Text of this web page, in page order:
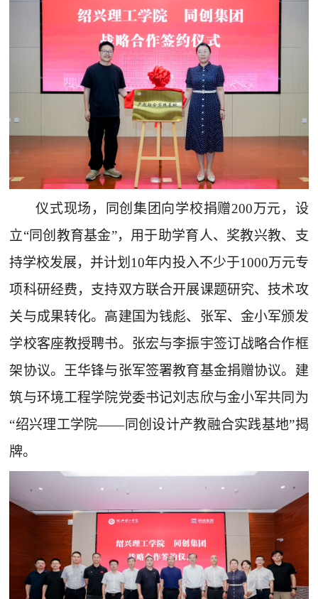
仪式现场，同创集团向学校捐赠200万元，设
立“同创教育基金”，用于助学育人、奖教兴教、支
持学校发展，并计划10年内投入不少于1000万元专
项科研经费，支持双方联合开展课题研究、技术攻
关与成果转化。高建国为钱彪、张军、金小军颁发
学校客座教授聘书。张宏与李振宇签订战略合作框
架协议。王华锋与张军签署教育基金捐赠协议。建
筑与环境工程学院党委书记刘志欣与金小军共同为
“绍兴理工学院——同创设计产教融合实践基地”揭
牌。